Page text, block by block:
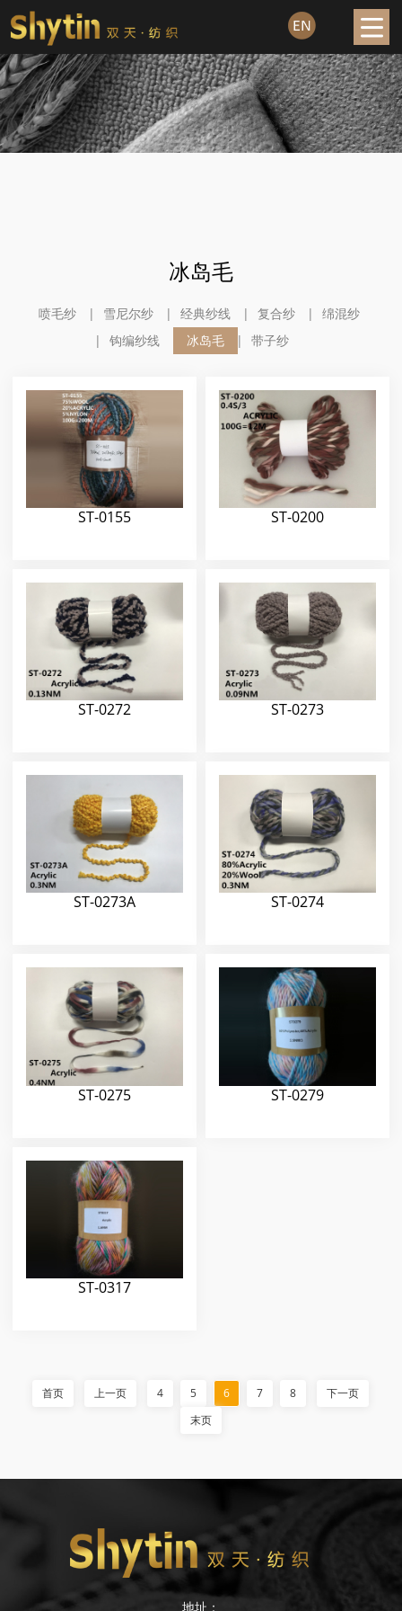
冰岛毛
喷毛纱 雪尼尔纱 经典纱线 复合纱
绵混纱
钩编纱线
冰岛毛 带子纱
ST-0155 ST-0200
ST-0272 ST-0273
ST-0273A ST-0274
ST-0275 ST-0279
ST-0317
首页 上一页 4 5 6 7 8
下一页
末页
地址：